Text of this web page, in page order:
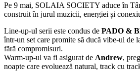
Pe 9 mai, SOLAIA SOCIETY aduce în
construit în jurul muzicii, energiei și
Line-up-ul serii este condus de PADO &
într-un set care promite să ducă vibe-ul de
fără compromisuri.
Warm-up-ul va fi asigurat de Andrew,
noapte care evoluează natural, track cu